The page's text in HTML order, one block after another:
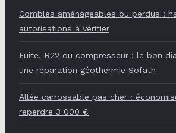
Combles aménageables ou perdus :
autorisations à vérifier
Fuite, R22 ou compresseur : le bon
une réparation géothermie Sofath
Allée carrossable pas cher :
reperdre 3 000 €